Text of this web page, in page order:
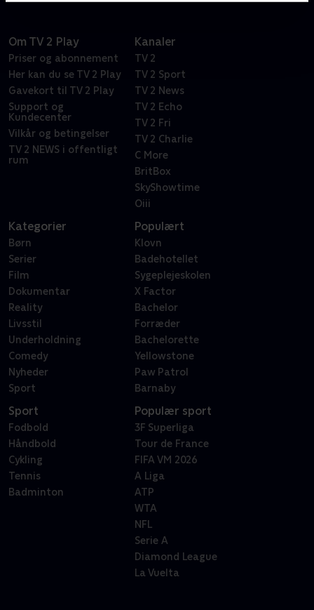
Om TV 2 Play
Priser og abonnement
Her kan du se TV 2 Play
Gavekort til TV 2 Play
Support og
Kundecenter
Vilkår og betingelser
TV 2 NEWS i offentligt
rum
Kanaler
TV 2
TV 2 Sport
TV 2 News
TV 2 Echo
TV 2 Fri
TV 2 Charlie
C More
BritBox
SkyShowtime
Oiii
Kategorier
Børn
Serier
Film
Dokumentar
Reality
Livsstil
Underholdning
Comedy
Nyheder
Sport
Populært
Klovn
Badehotellet
Sygeplejeskolen
X Factor
Bachelor
Forræder
Bachelorette
Yellowstone
Paw Patrol
Barnaby
Sport
Fodbold
Håndbold
Cykling
Tennis
Badminton
Populær sport
3F Superliga
Tour de France
FIFA VM 2026
A Liga
ATP
WTA
NFL
Serie A
Diamond League
La Vuelta